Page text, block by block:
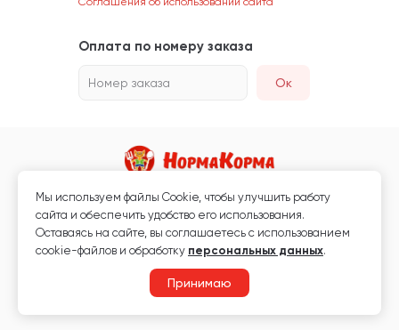
Оплата по номеру заказа
Номер заказа Ок
Магазин кормов для животных и ветаптека
Любая информация, размещённая на сайте, не является публичной
офертой.
Мы используем файлы Сookie, чтобы улучшить работу
сайта и обеспечить удобство его использования.
Оставаясь на сайте, вы соглашаетесь с использованием
cookie-файлов и обработку персональных данных.
Принимаю